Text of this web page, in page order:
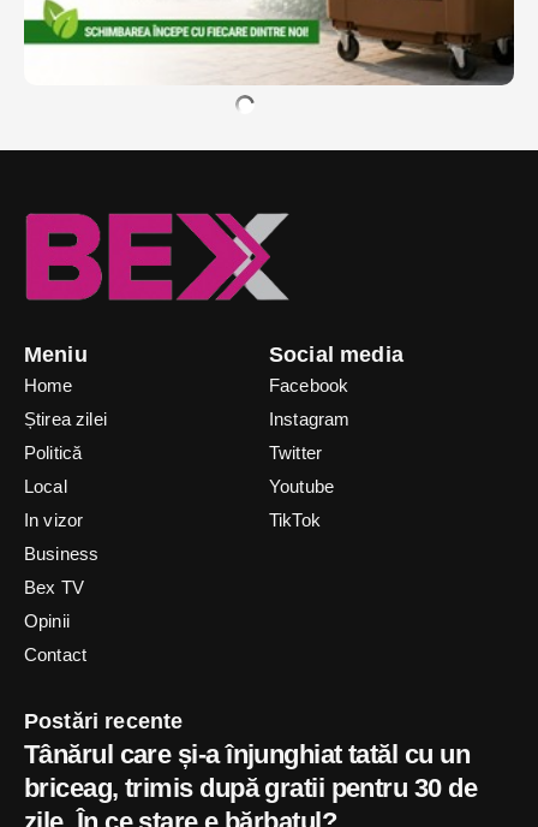
Meniu
Home
Știrea zilei
Politică
Local
In vizor
Business
Bex TV
Opinii
Contact
Social media
Facebook
Instagram
Twitter
Youtube
TikTok
Postări recente
Tânărul care și-a înjunghiat tatăl cu un
briceag, trimis după gratii pentru 30 de